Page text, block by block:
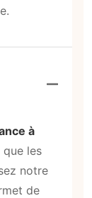
à
que les
notre
de